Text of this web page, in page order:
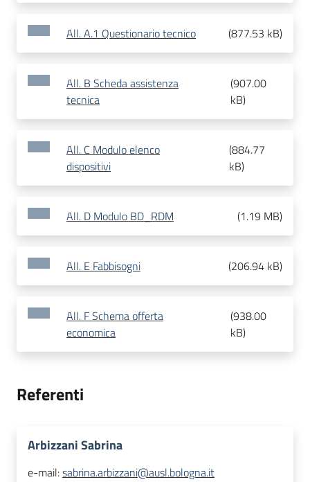
All. A.1 Questionario tecnico (877.53 kB)
All. B Scheda assistenza
tecnica
(907.00
kB)
All. C Modulo elenco
dispositivi
(884.77
kB)
All. D Modulo BD_RDM (1.19 MB)
All. E Fabbisogni (206.94 kB)
All. F Schema offerta
economica
(938.00
kB)
Referenti
Arbizzani Sabrina
e-mail:sabrina.arbizzani@ausl.bologna.it